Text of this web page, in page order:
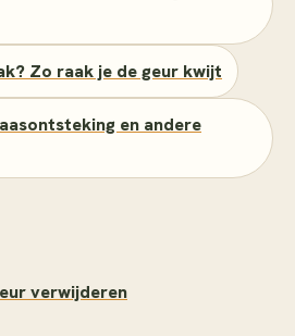
Zo raak je de geur kwijt
en andere
verwijderen